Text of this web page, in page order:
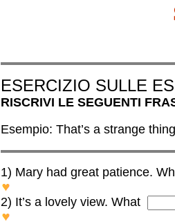
ESERCIZIO SULLE
RISCRIVI LE SEGUENTI
Esempio: That’s a strange
1) Mary had great patience.
2) It’s a lovely view. What